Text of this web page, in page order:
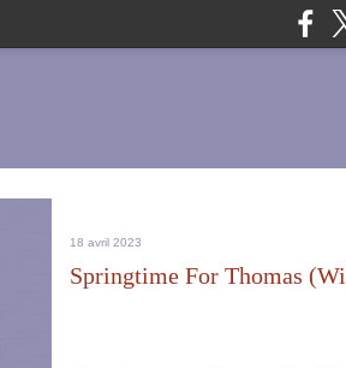
18 avril 2023
Springtime For Thomas